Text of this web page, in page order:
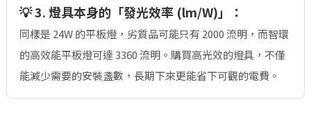
💡 3. 燈具本身的「發光效率 (lm/W)」：
同樣是 24W 的平板燈，劣質品可能只有 2000 流明，而智環
的高效能平板燈可達 3360 流明。購買高光效的燈具，不僅
能減少需要的安裝盞數，長期下來更能省下可觀的電費。